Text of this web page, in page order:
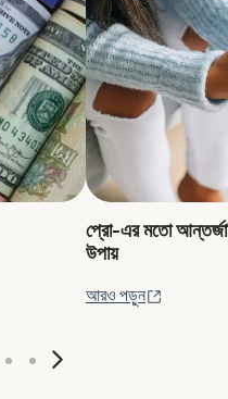
প্রো-এর মতো
উপায়
আরও পড়ুন